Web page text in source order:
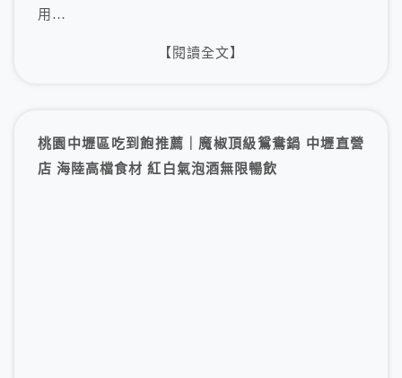
用…
【閱讀全文】
桃園中壢區吃到飽推薦｜魔椒頂級鴛鴦鍋 中壢直營
店 海陸高檔食材 紅白氣泡酒無限暢飲